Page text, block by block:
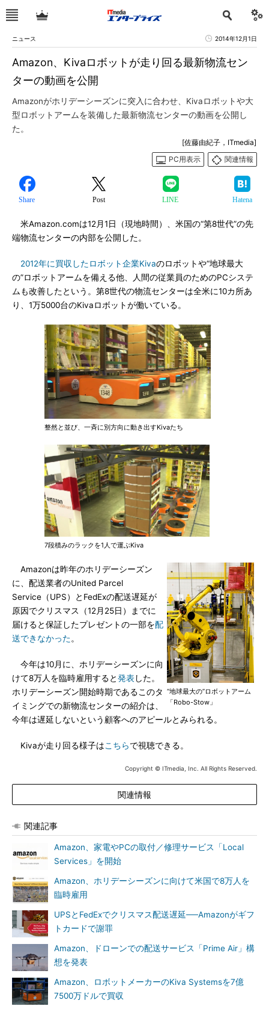
ニュース 2014年12月1日
Amazon、Kivaロボットが走り回る最新物流セン
ターの動画を公開
Amazonがホリデーシーズンに突入に合わせ、Kivaロボットや大
型ロボットアームを装備した最新物流センターの動画を公開し
た。
[佐藤由紀子，ITmedia]
PC用表示
関連情報
Share Post LINE Hatena
米Amazon.comは12月1日（現地時間）、米国の“第8世代”の先
端物流センターの内部を公開した。
2012年に買収したロボット企業Kivaのロボットや“地球最大
の”ロボットアームを備える他、人間の従業員のためのPCシステ
ムも改善したという。第8世代の物流センターは全米に10カ所あ
り、1万5000台のKivaロボットが働いている。
整然と並び、一斉に別方向に動き出すKivaたち
7段積みのラックを1人で運ぶKiva
“地球最大の”ロボットアーム
「Robo-Stow」
Amazonは昨年のホリデーシーズン
に、配送業者のUnited Parcel
Service（UPS）とFedExの配送遅延が
原因でクリスマス（12月25日）までに
届けると保証したプレゼントの一部を配
送できなかった。
今年は10月に、ホリデーシーズンに向
けて8万人を臨時雇用すると発表した。
ホリデーシーズン開始時期であるこのタ
イミングでの新物流センターの紹介は、
今年は遅延しないという顧客へのアピールとみられる。
Kivaが走り回る様子はこちらで視聴できる。
Copyright © ITmedia, Inc. All Rights Reserved.
関連情報
関連記事
Amazon、家電やPCの取付／修理サービス「Local
Services」を開始
Amazon、ホリデーシーズンに向けて米国で8万人を
臨時雇用
UPSとFedExでクリスマス配送遅延──Amazonがギフ
トカードで謝罪
Amazon、ドローンでの配送サービス「Prime Air」構
想を発表
Amazon、ロボットメーカーのKiva Systemsを7億
7500万ドルで買収